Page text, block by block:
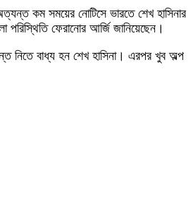
কম সময়ের নোটিসে ভারতে শেখ হাসিনার
ফেরানোর আর্জি জানিয়েছেন।
নিতে বাধ্য হন শেখ হাসিনা। এরপর খুব অল্প